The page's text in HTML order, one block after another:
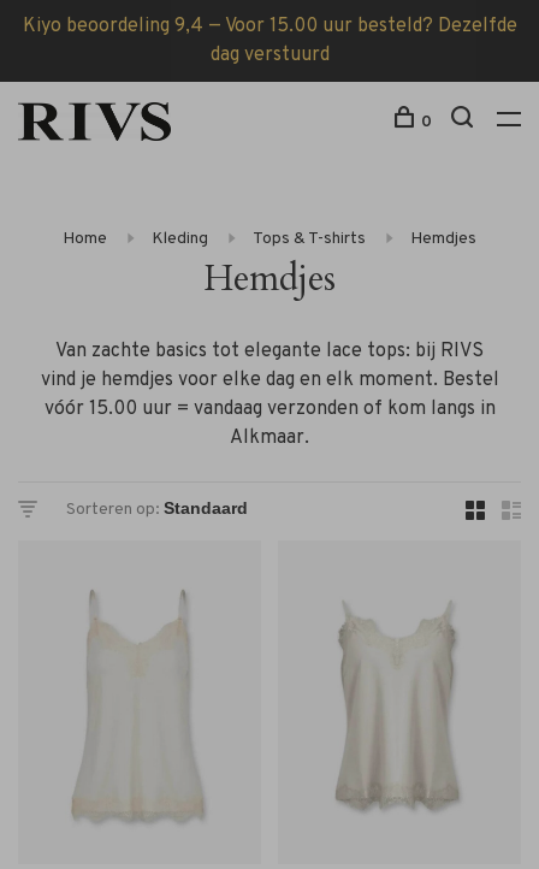
Kiyo beoordeling 9,4 — Voor 15.00 uur besteld? Dezelfde
dag verstuurd
0
Home Kleding Tops & T-shirts Hemdjes
Hemdjes
Van zachte basics tot elegante lace tops: bij RIVS
vind je hemdjes voor elke dag en elk moment. Bestel
vóór 15.00 uur = vandaag verzonden of kom langs in
Alkmaar.
Sorteren op: